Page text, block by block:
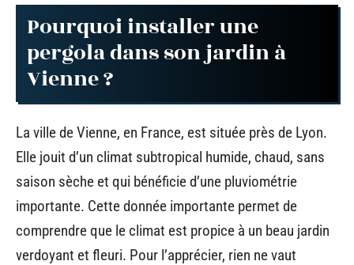
Pourquoi installer une
pergola dans son jardin à
Vienne ?
La ville de Vienne, en France, est située près de Lyon.
Elle jouit d’un climat subtropical humide, chaud, sans
saison sèche et qui bénéficie d’une pluviométrie
importante. Cette donnée importante permet de
comprendre que le climat est propice à un beau jardin
verdoyant et fleuri. Pour l’apprécier, rien ne vaut